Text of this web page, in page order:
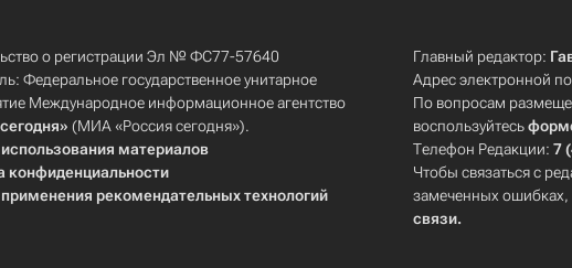
о регистрации Эл № ФС77-57640
Федеральное государственное унитарное
Международное информационное агентство
(МИА «Россия сегодня»).
материалов
конфиденциальности
рекомендательных технологий
Главный редактор:
Адрес электронной
По вопросам
воспользуйтесь
Телефон Редакции:7
Чтобы связаться с
замеченных ошибках,
связи.